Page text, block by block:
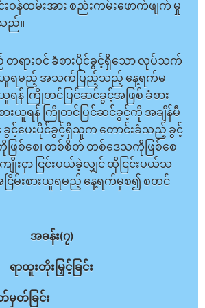
င်းဝန်ထမ်းအား စည်းကမ်းဖောက်ဖျက် မှု
ည်။
တရားဝင် ခံစားပိုင်ခွင့်ရှိသော လုပ်သက်
းယူရမည့် အသက်ပြည့်သည့် နေ့ရက်မ
ရန် ကြိုတင်ပြင်ဆင်ခွင့်အဖြစ် ခံစား
ားယူရန် ကြိုတင်ပြင်ဆင်ခွင့်ကို အချိန်မီ
ခွင့်ပေးပိုင်ခွင့်ရှိသူက တောင်းခံသည့် ခွင့်
ြစ်စေ၊ တစ်စိတ် တစ်ဒေသကိုဖြစ်စေ
ျိုးငှာ ငြင်းပယ်ခဲ့လျှင် ထိုငြင်းပယ်သ
မ်းစားယူရမည့် နေ့ရက်မှစ၍ စတင်
အခန်း(၇)
ရာထူးတိုးမြှင့်ခြင်း
တ်ခြင်း